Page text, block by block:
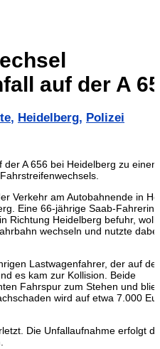
auf der A
, Heidelberg, Polizei
A 656 bei Heidelberg zu einem
Verkehr am Autobahnende in
Eine 66-jährige Saab-Fahrerin,
Richtung Heidelberg befuhr,
wechseln und nutzte dabei
Lastwagenfahrer, der auf der
es kam zur Kollision. Beide
Fahrspur zum Stehen und
wird auf etwa 7.000
Die Unfallaufnahme erfolgt